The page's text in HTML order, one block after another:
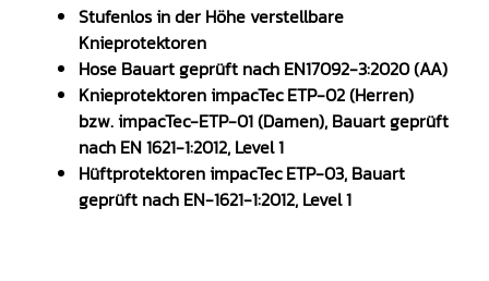
Stufenlos in der Höhe verstellbare
Knieprotektoren
Hose Bauart geprüft nach EN17092-3:2020 (AA)
Knieprotektoren impacTec ETP-02 (Herren)
bzw. impacTec-ETP-01 (Damen), Bauart geprüft
nach EN 1621-1:2012, Level 1
Hüftprotektoren impacTec ETP-03, Bauart
geprüft nach EN-1621-1:2012, Level 1